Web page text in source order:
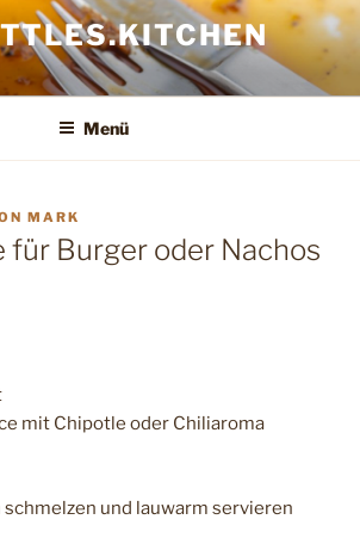
Menü
MARK
für Burger oder Nachos
mit Chipotle oder Chiliaroma
und lauwarm servieren